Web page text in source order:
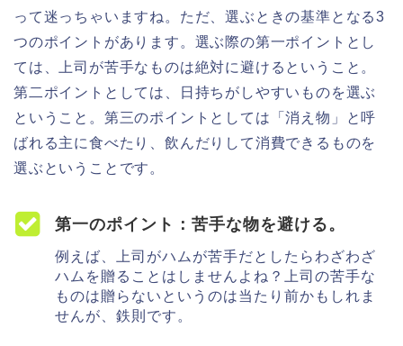
って迷っちゃいますね。ただ、選ぶときの基準となる3
つのポイントがあります。選ぶ際の第一ポイントとし
ては、上司が苦手なものは絶対に避けるということ。
第二ポイントとしては、日持ちがしやすいものを選ぶ
ということ。第三のポイントとしては「消え物」と呼
ばれる主に食べたり、飲んだりして消費できるものを
選ぶということです。
第一のポイント：苦手な物を避ける。
例えば、上司がハムが苦手だとしたらわざわざ
ハムを贈ることはしませんよね？上司の苦手な
ものは贈らないというのは当たり前かもしれま
せんが、鉄則です。